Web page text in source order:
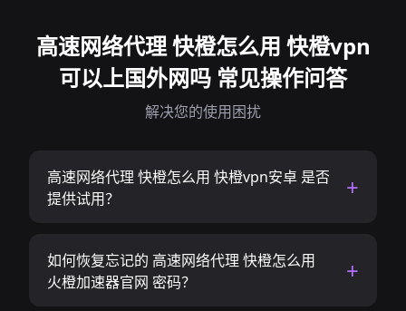
高速网络代理 快橙怎么用 快橙vpn
可以上国外网吗 常见操作问答
解决您的使用困扰
高速网络代理 快橙怎么用 快橙vpn安卓 是否
提供试用？
如何恢复忘记的 高速网络代理 快橙怎么用
火橙加速器官网 密码？